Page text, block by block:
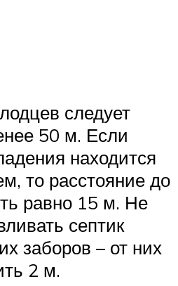
следует
50 м. Если
находится
то расстояние до
равно 15 м. Не
септик
заборов – от них
2 м.